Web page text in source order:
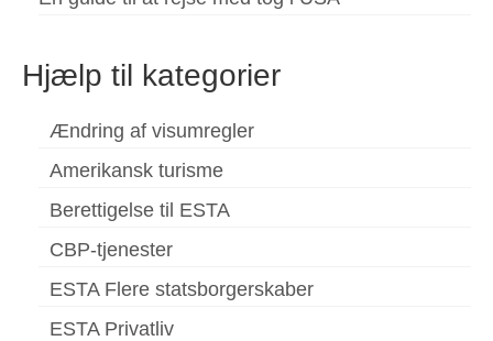
Hjælp til kategorier
Ændring af visumregler
Amerikansk turisme
Berettigelse til ESTA
CBP-tjenester
ESTA Flere statsborgerskaber
ESTA Privatliv